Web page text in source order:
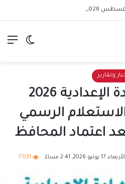
الوضع
وتقارير
نتيجة الشهادة الإعدادية 2026
الرسمي
اعتماد المحافظ
2026, 2:41 مساءً 1٬031